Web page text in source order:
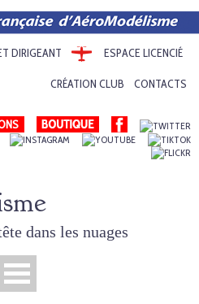
DIRIGEANT ESPACE LICENCIÉ
CRÉATION CLUB CONTACTS
dans les nuages